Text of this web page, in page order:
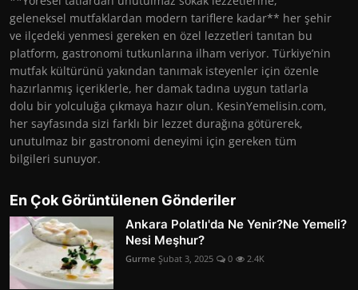
geleneksel mutfaklardan modern tariflere kadar** her şehir
ve ilçedeki yenmesi gereken en özel lezzetleri tanıtan bu
platform, gastronomi tutkunlarına ilham veriyor. Türkiye’nin
mutfak kültürünü yakından tanımak isteyenler için özenle
hazırlanmış içeriklerle, her damak tadına uygun tatlarla
dolu bir yolculuğa çıkmaya hazır olun. KesinYemelisin.com,
her sayfasında sizi farklı bir lezzet durağına götürerek,
unutulmaz bir gastronomi deneyimi için gereken tüm
bilgileri sunuyor.
En Çok Görüntülenen Gönderiler
Ankara Polatlı'da Ne Yenir?Ne Yemeli?
Nesi Meşhur?
Gurme Şubat 3, 2025 0 2.4K